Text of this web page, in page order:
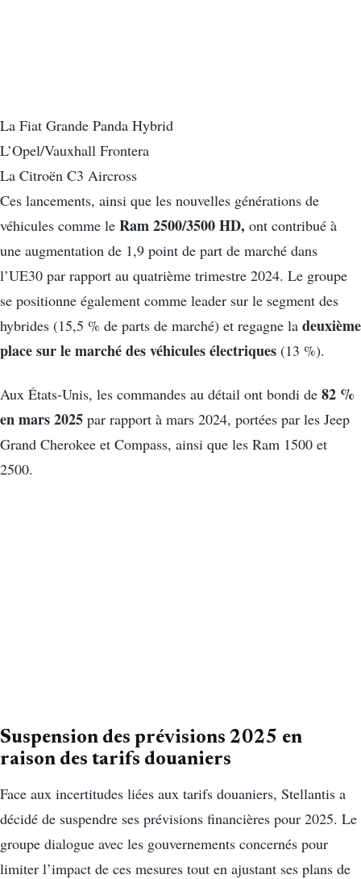
La Fiat Grande Panda Hybrid
L’Opel/Vauxhall Frontera
La Citroën C3 Aircross
Ces lancements, ainsi que les nouvelles générations de
véhicules comme le Ram 2500/3500 HD, ont contribué à
une augmentation de 1,9 point de part de marché dans
l’UE30 par rapport au quatrième trimestre 2024. Le groupe
se positionne également comme leader sur le segment des
hybrides (15,5 % de parts de marché) et regagne la deuxième
place sur le marché des véhicules électriques (13 %).
Aux États-Unis, les commandes au détail ont bondi de 82 %
en mars 2025 par rapport à mars 2024, portées par les Jeep
Grand Cherokee et Compass, ainsi que les Ram 1500 et
2500.
Suspension des prévisions 2025 en
raison des tarifs douaniers
Face aux incertitudes liées aux tarifs douaniers, Stellantis a
décidé de suspendre ses prévisions financières pour 2025. Le
groupe dialogue avec les gouvernements concernés pour
limiter l’impact de ces mesures tout en ajustant ses plans de